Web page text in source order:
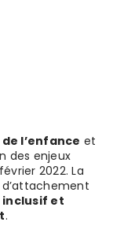
l’enfance et
des enjeux
2022. La
et
.